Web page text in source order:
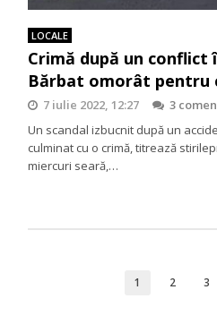
LOCALE
Crimă după un
Bărbat omorât pentru
7 iulie 2022, 12:27
3
Un scandal izbucnit după un
culminat cu o crimă, titrează
miercuri seară,…
1 2 3